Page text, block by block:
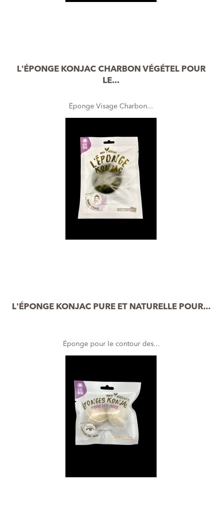
L'ÉPONGE KONJAC CHARBON VÉGÉTEL POUR
LE...
Éponge Visage Charbon...
L'ÉPONGE KONJAC PURE ET NATURELLE POUR...
Éponge pour le contour des...